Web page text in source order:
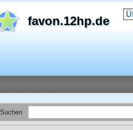
favon.12hp.de
Suchen